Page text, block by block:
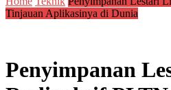
Tinjauan Aplikasinya di Dunia
Penyimpanan